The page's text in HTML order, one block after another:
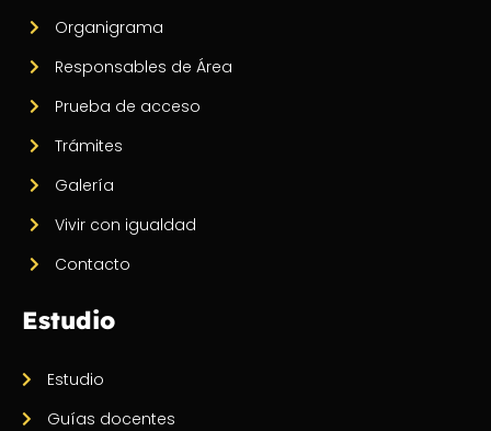
Organigrama
Responsables de Área
Prueba de acceso
Trámites
Galería
Vivir con igualdad
Contacto
Estudio
Estudio
Guías docentes